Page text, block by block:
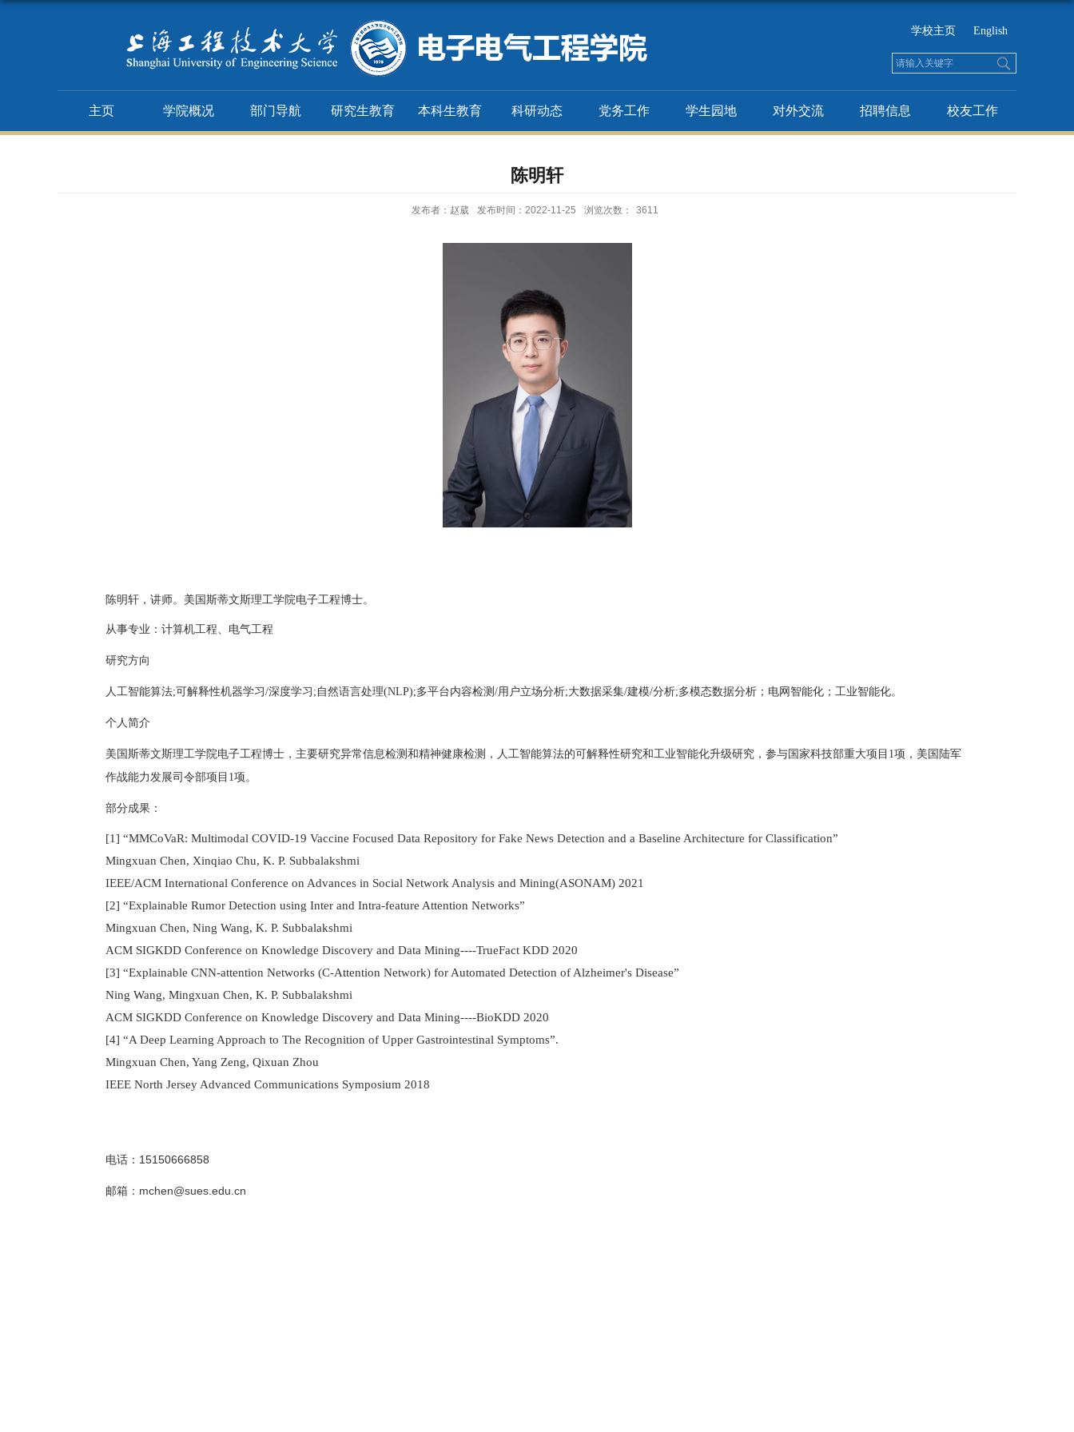
学校主页 English
主页 学院概况 部门导航 研究生教育 本科生教育 科研动态 党务工作 学生园地 对外交流 招聘信息 校友工作
陈明轩
发布者：赵葳 发布时间：2022-11-25 浏览次数： 3611
陈明轩，讲师。美国斯蒂文斯理工学院电子工程博士。
从事专业：计算机工程、电气工程
研究方向
人工智能算法;可解释性机器学习 /深度学习 ; 自然语言处理(NLP);多平台内容检测 /用户立场分析;大数据采集/建模/分析;多模态数据分析；电网智能化；工业智能化。
个人简介
美国斯蒂文斯理工学院电子工程博士，主要研究异常信息检测和精神健康检测，人工智能算法的可解释性研究和工业智能化升级研究， 参与国家科技部重大项目 1项，美国陆军
作战能力发展司令部项目 1项。
部分成果：
[1] “MMCoVaR: Multimodal COVID-19 Vaccine Focused Data Repository for Fake News Detection and a Baseline Architecture for Classification”
Mingxuan Chen, Xinqiao Chu, K. P. Subbalakshmi
IEEE/ACM International Conference on Advances in Social Network Analysis and Mining(ASONAM) 2021
[2] “Explainable Rumor Detection using Inter and Intra-feature Attention Networks”
Mingxuan Chen, Ning Wang, K. P. Subbalakshmi
ACM SIGKDD Conference on Knowledge Discovery and Data Mining----TrueFact KDD 2020
[3] “Explainable CNN-attention Networks (C-Attention Network) for Automated Detection of Alzheimer's Disease”
Ning Wang, Mingxuan Chen, K. P. Subbalakshmi
ACM SIGKDD Conference on Knowledge Discovery and Data Mining----BioKDD 2020
[4] “A Deep Learning Approach to The Recognition of Upper Gastrointestinal Symptoms”.
Mingxuan Chen, Yang Zeng, Qixuan Zhou
IEEE North Jersey Advanced Communications Symposium 2018
电话： 15150666858
邮箱： mchen@sues.edu.cn